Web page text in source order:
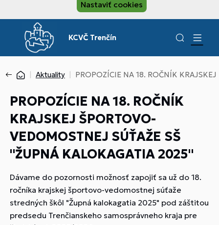
Nastaviť cookies
KCVČ Trenčín
Aktuality PROPOZÍCIE NA 18. ROČNÍK
PROPOZÍCIE NA 18. ROČNÍK
KRAJSKEJ ŠPORTOVO-
VEDOMOSTNEJ SÚŤAŽE SŠ
"ŽUPNÁ KALOKAGATIA 2025"
Dávame do pozornosti možnosť zapojiť sa už do 18.
ročníka krajskej športovo-vedomostnej súťaže
stredných škôl "Župná kalokagatia 2025" pod záštitou
predsedu Trenčianskeho samosprávneho kraja pre